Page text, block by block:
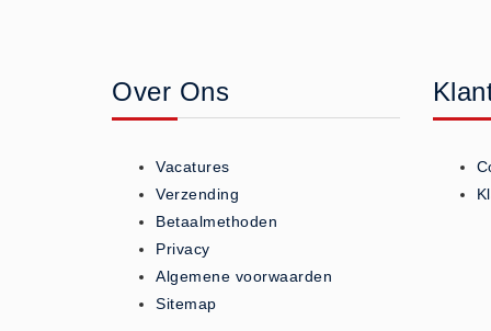
Koud - Warm kompressen (3)
Overige (1)
Teken - Beten sets (5)
Vitamines en mineralen (0)
Eerste Hulp Paneel
Eerste Hulp Paneel (0)
Over Ons
Vacatures
Verzending
Betaalmethoden
Privacy
Algemene voorwaarden
Sitemap